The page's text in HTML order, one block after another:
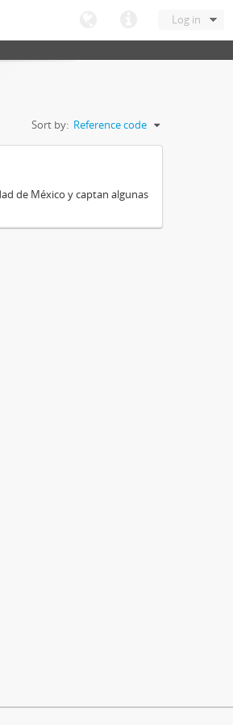
Log in
Sort by: Reference code
de México y captan algunas